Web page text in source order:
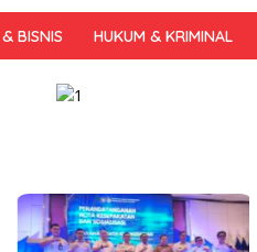
BISNIS HUKUM & KRIMINAL